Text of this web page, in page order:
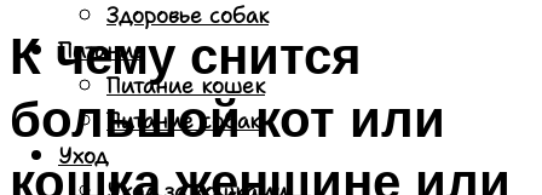
Здоровье собак
Питание
Питание кошек
Питание собак
Уход
К чему снится
большой кот или
кошка женщине или